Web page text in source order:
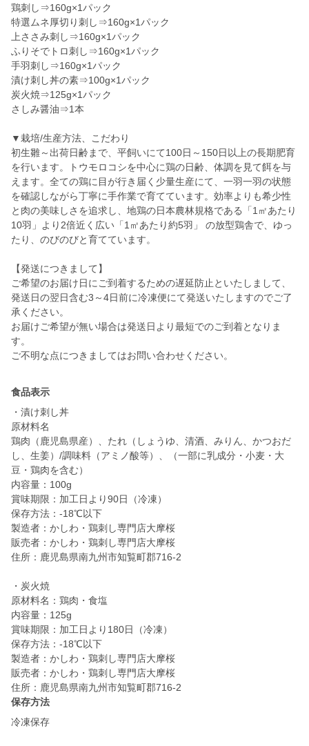
鶏刺し⇒160g×1パック
特選ムネ厚切り刺し⇒160g×1パック
上ささみ刺し⇒160g×1パック
ふりそでトロ刺し⇒160g×1パック
手羽刺し⇒160g×1パック
漬け刺し丼の素⇒100g×1パック
炭火焼⇒125g×1パック
さしみ醤油⇒1本
▼栽培/生産方法、こだわり
初生雛～出荷日齢まで、平飼いにて100日～150日以上の長期肥育
を行います。トウモロコシを中心に鶏の日齢、体調を見て餌を与
えます。全ての鶏に目が行き届く少量生産にて、一羽一羽の状態
を確認しながら丁寧に手作業で育てています。効率よりも希少性
と肉の美味しさを追求し、地鶏の日本農林規格である「1㎡あたり
10羽」より2倍近く広い「1㎡あたり約5羽」 の放型鶏舎で、ゆっ
たり、のびのびと育てています。
【発送につきまして】
ご希望のお届け日にご到着するための遅延防止といたしまして、
発送日の翌日含む3～4日前に冷凍便にて発送いたしますのでご了
承ください。
お届けご希望が無い場合は発送日より最短でのご到着となりま
す。
ご不明な点につきましてはお問い合わせください。
食品表示
・漬け刺し丼
原材料名
鶏肉（鹿児島県産）、たれ（しょうゆ、清酒、みりん、かつおだ
し、生姜）/調味料（アミノ酸等）、（一部に乳成分・小麦・大
豆・鶏肉を含む）
内容量：100g
賞味期限：加工日より90日（冷凍）
保存方法：-18℃以下
製造者：かしわ・鶏刺し専門店大摩桜
販売者：かしわ・鶏刺し専門店大摩桜
住所：鹿児島県南九州市知覧町郡716-2
・炭火焼
原材料名：鶏肉・食塩
内容量：125g
賞味期限：加工日より180日（冷凍）
保存方法：-18℃以下
製造者：かしわ・鶏刺し専門店大摩桜
販売者：かしわ・鶏刺し専門店大摩桜
保存方法
冷凍保存